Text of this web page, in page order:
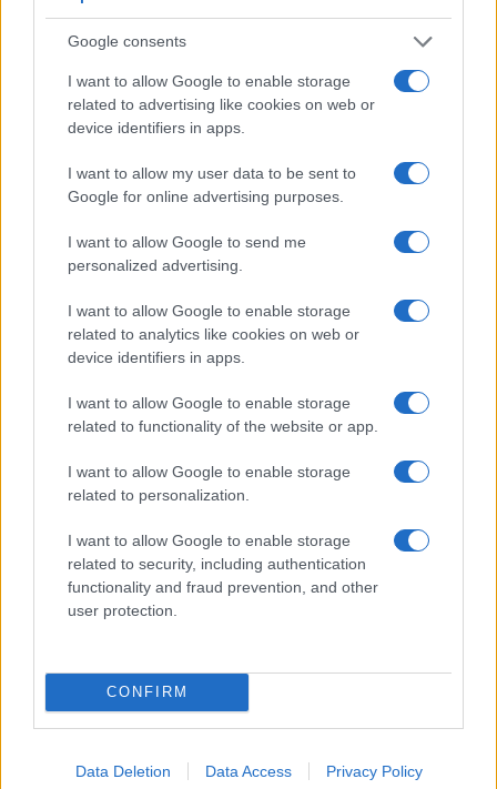
Google consents
I want to allow Google to enable storage
related to advertising like cookies on web or
device identifiers in apps.
I want to allow my user data to be sent to
Google for online advertising purposes.
I want to allow Google to send me
personalized advertising.
I want to allow Google to enable storage
related to analytics like cookies on web or
device identifiers in apps.
I want to allow Google to enable storage
related to functionality of the website or app.
I want to allow Google to enable storage
related to personalization.
I want to allow Google to enable storage
related to security, including authentication
functionality and fraud prevention, and other
user protection.
CONFIRM
Data Deletion Data Access Privacy Policy
NECROLOGIE
Martina Agostina Diturco
I nostri cari